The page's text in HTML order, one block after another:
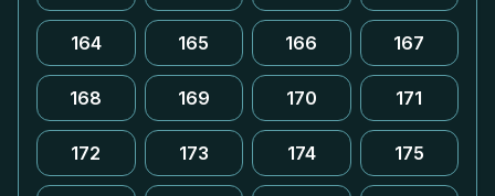
164 165 166 167
168 169 170 171
172 173 174 175